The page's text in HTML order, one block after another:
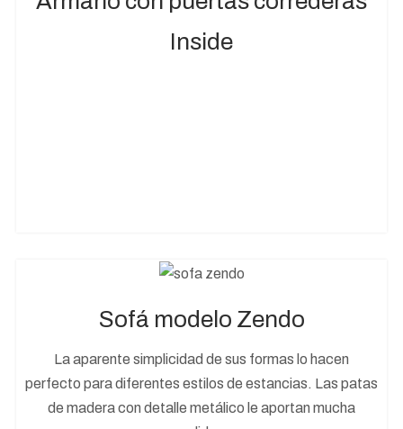
Inside
Sofá modelo Zendo
La aparente simplicidad de sus formas lo hacen
perfecto para diferentes estilos de estancias. Las patas
de madera con detalle metálico le aportan mucha